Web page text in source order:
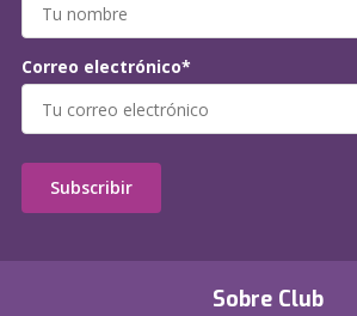
Sobre Club
Correo electrónico*
Subscribir